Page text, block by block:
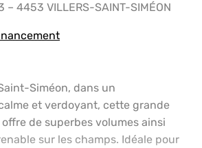
– 4453 VILLERS-SAINT-SIMÉON
Siméon, dans un
Siméon, dans un
et verdoyant, cette grande
de superbes volumes ainsi
sur les champs. Idéale pour